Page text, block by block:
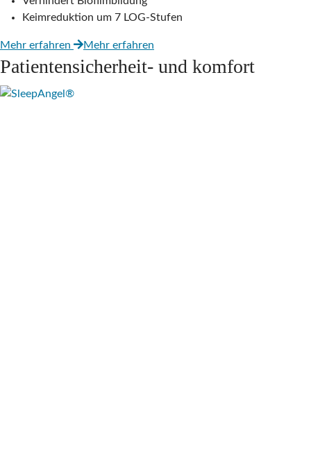
Keimreduktion um 7 LOG-Stufen
Mehr erfahren Mehr erfahren
Patientensicherheit- und komfort